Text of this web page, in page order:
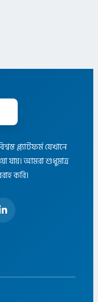
প্ল্যাটফর্ম যেখানে
যায়। আমরা শুধুমাত্র
করি।